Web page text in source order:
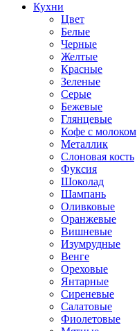
Кухни
Цвет
Белые
Черные
Желтые
Красные
Зеленые
Серые
Бежевые
Глянцевые
Кофе с молоком
Металлик
Слоновая кость
Фуксия
Шоколад
Шампань
Оливковые
Оранжевые
Вишневые
Изумрудные
Венге
Ореховые
Янтарные
Сиреневые
Салатовые
Фиолетовые